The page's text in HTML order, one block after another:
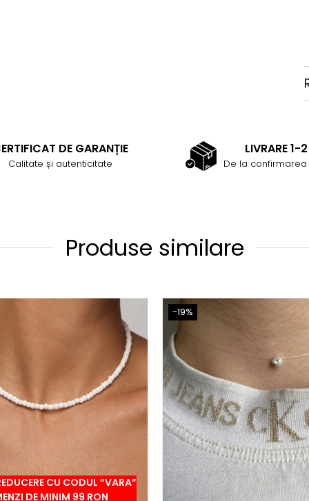
DE GARANȚIE
Calitate și autenticitate
LIVRARE 1-
De la
Produse similare
CU CODUL ”VARA”
DE MINIM 99 RON
-19%